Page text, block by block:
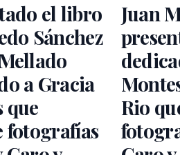
el libro
Sánchez
a Gracia
que
fotografías
Juan
Rio